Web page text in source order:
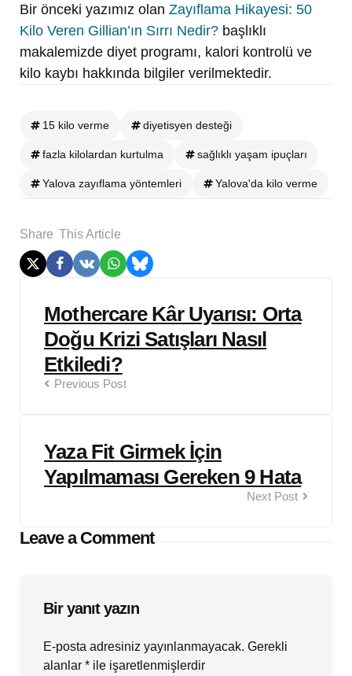
Bir önceki yazımız olan Zayıflama Hikayesi: 50
Kilo Veren Gillian’ın Sırrı Nedir? başlıklı
makalemizde diyet programı, kalori kontrolü ve
kilo kaybı hakkında bilgiler verilmektedir.
15 kilo verme diyetisyen desteği
fazla kilolardan kurtulma sağlıklı yaşam ipuçları
Yalova zayıflama yöntemleri Yalova'da kilo verme
Share This Article
navigation
Mothercare Kâr Uyarısı: Orta
Doğu Krizi Satışları Nasıl
Etkiledi?
Previous Post
Yaza Fit Girmek İçin
Yapılmaması Gereken 9 Hata
Next Post
Leave a Comment
Bir yanıt yazın
E-posta adresiniz yayınlanmayacak. Gerekli
alanlar * ile işaretlenmişlerdir